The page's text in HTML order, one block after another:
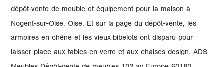
dépôt-vente de meuble et équipement pour la maison à
Nogent-sur-Oise, Oise. Et sur la page du dépôt-vente, les
armoires en chêne et les vieux bibelots ont disparu pour
laisser place aux tables en verre et aux chaises design. ADS